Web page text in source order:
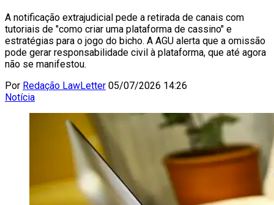
A notificação extrajudicial pede a retirada de canais com
tutoriais de "como criar uma plataforma de cassino" e
estratégias para o jogo do bicho. A AGU alerta que a omissão
pode gerar responsabilidade civil à plataforma, que até agora
não se manifestou.
Por Redação LawLetter 05/07/2026 14:26
Notícia